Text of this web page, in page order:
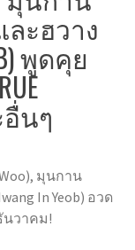
และฮวาง
พูดคุย
อื่นๆ
มุนกาน
In Yeob) อวด
นวาคม!